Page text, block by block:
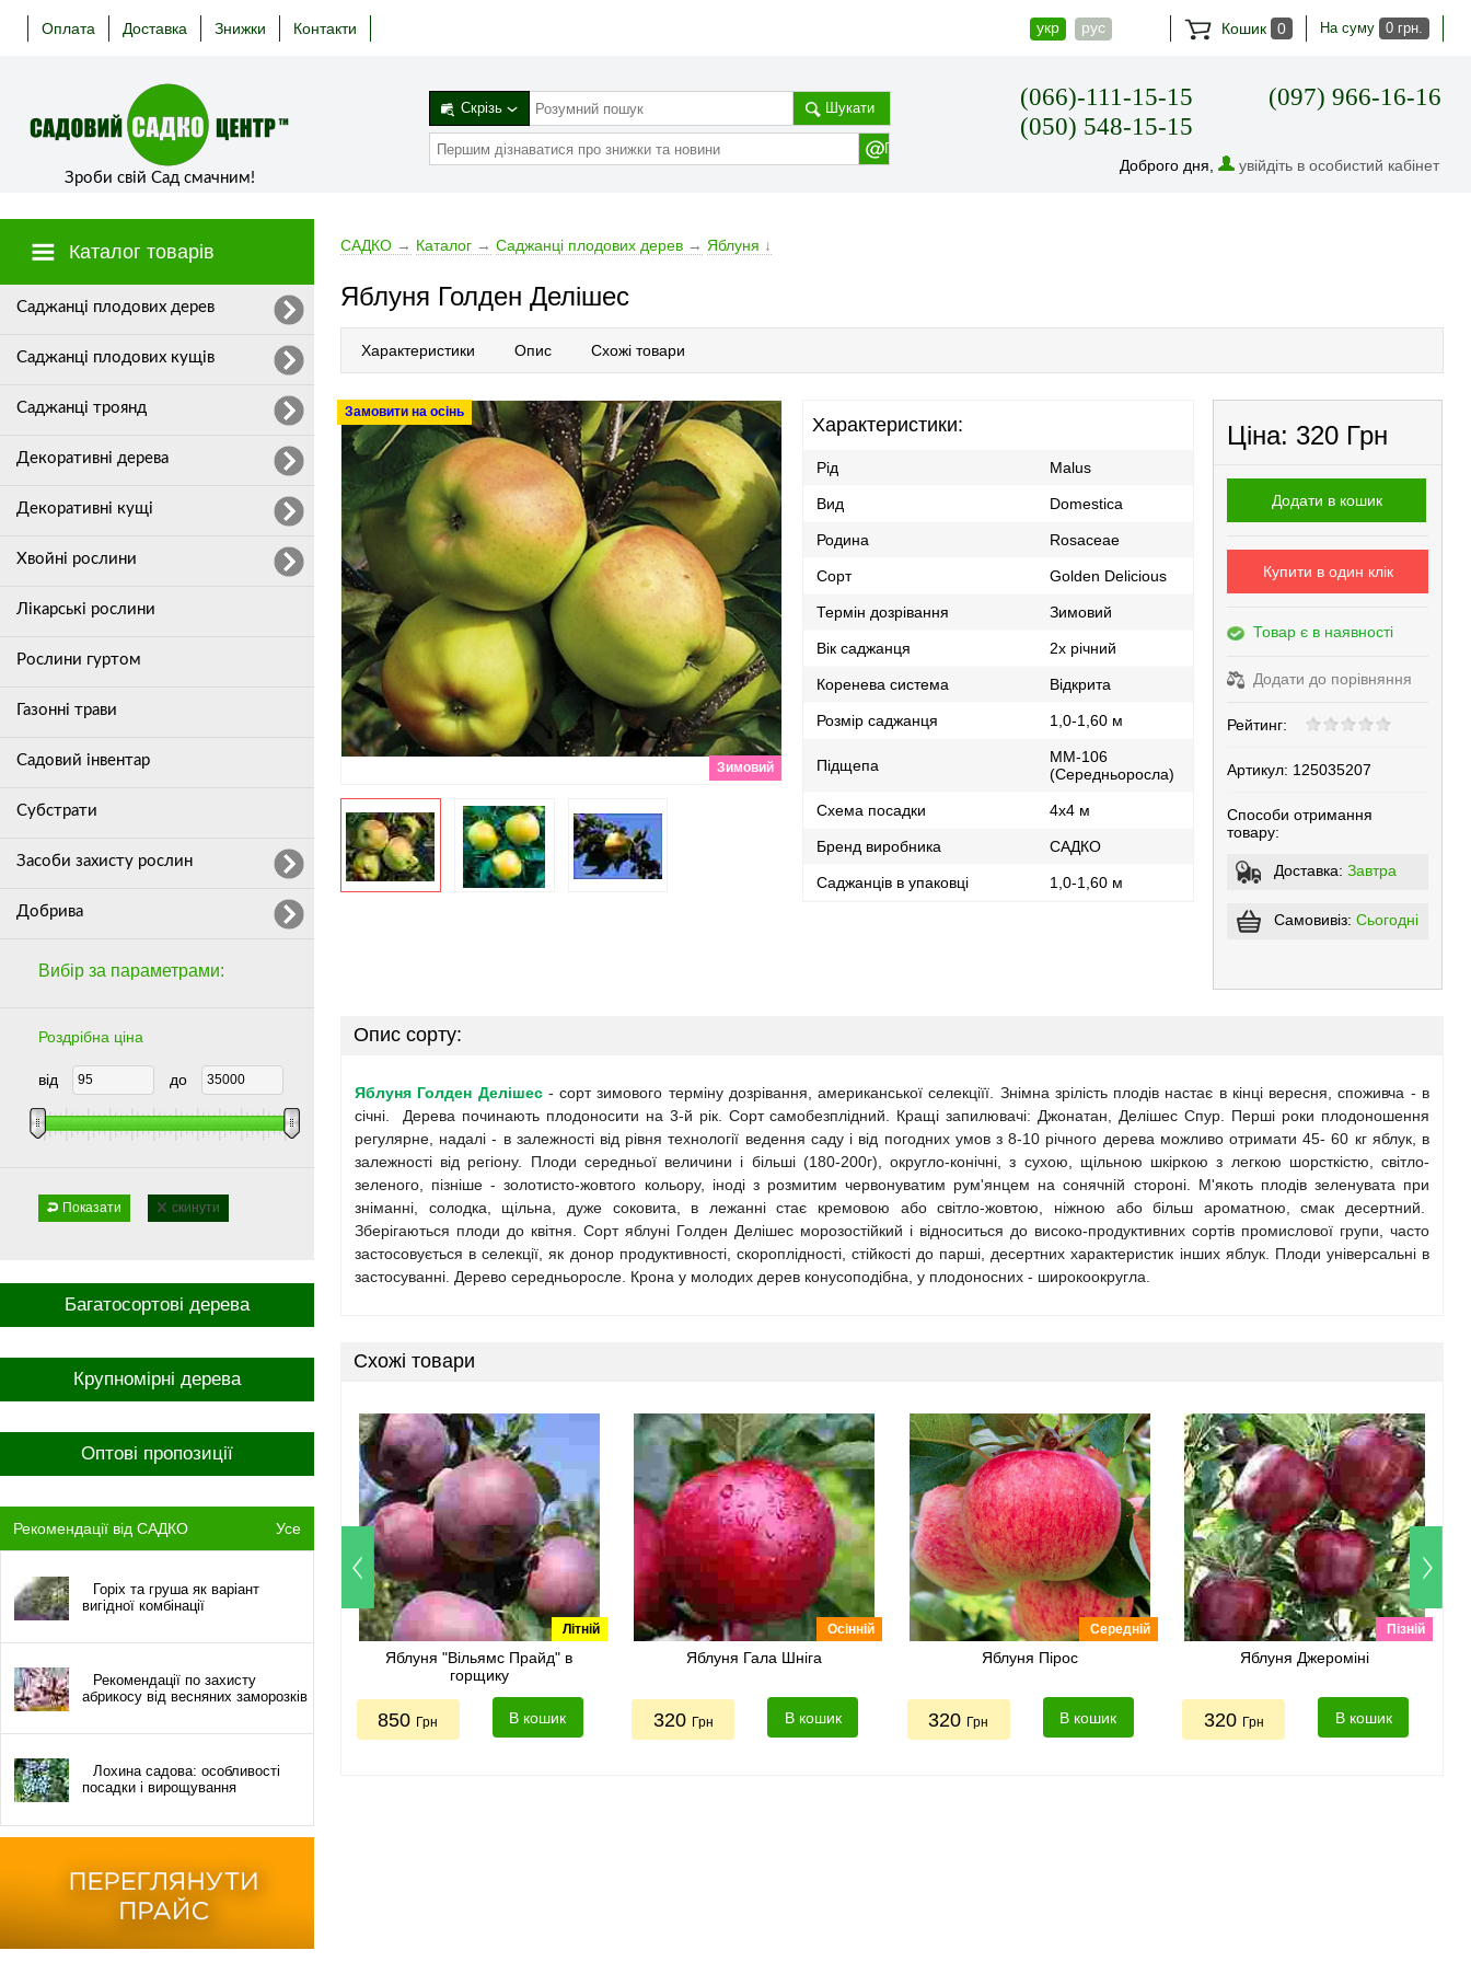
Оплата Доставка Знижки Контакти укр рус Кошик 0 На суму 0 грн.
Зроби свій Сад смачним!
Скрізь Шукати
(066)-111-15-15
(050) 548-15-15
(097) 966-16-16
Доброго дня, увійдіть в особистий кабінет
Каталог товарів
Cаджанці плодових дерев
Саджанці плодових кущів
Саджанці троянд
Декоративні дерева
Декоративні кущі
Хвойні рослини
Лікарські рослини
Рослини гуртом
Газонні трави
Садовий інвентар
Субстрати
Засоби захисту рослин
Добрива
Багатосортові дерева
Крупномірні дерева
Оптові пропозиції
Рекомендації від САДКО Усе
Горіх та груша як варіант
вигідної комбінації
Рекомендації по захисту
абрикосу від весняних заморозків
Лохина садова: особливості
посадки і вирощування
Вибір за параметрами:
Роздрібна ціна
від до
Показати скинути
САДКО → Каталог → Cаджанці плодових дерев → Яблуня ↓
Яблуня Голден Делішес
Характеристики Опис Схожі товари
Замовити на осінь
Зимовий
Характеристики:
Рід Malus
Вид Domestica
Родина Rosaceae
Сорт Golden Delicious
Термін дозрівання Зимовий
Вік саджанця 2х річний
Коренева система Відкрита
Розмір саджанця 1,0-1,60 м
Підщепа
ММ-106
(Середньоросла)
Схема посадки 4x4 м
Бренд виробника САДКО
Саджанців в упаковці 1,0-1,60 м
Ціна: 320 Грн
Додати в кошик
Купити в один клік
Товар є в наявності
Додати до порівняння
Рейтинг:
Артикул: 125035207
Способи отримання
товару:
Доставка: Завтра
Самовивіз: Сьогодні
Опис сорту:
Яблуня Голден Делішес- сорт зимового терміну дозрівання, американської селекціїї. Знімна зрілість плодів настає в кінці вересня, споживча - в
січні. Дерева починають плодоносити на 3-й рік. Сорт самобезплідний. Кращі запилювачі: Джонатан, Делішес Спур. Перші роки плодоношення
регулярне, надалі - в залежності від рівня технології ведення саду і від погодних умов з 8-10 річного дерева можливо отримати 45- 60 кг яблук, в
залежності від регіону. Плоди середньої величини і більші (180-200г), округло-конічні, з сухою, щільною шкіркою з легкою шорсткістю, світло-
зеленого, пізніше - золотисто-жовтого кольору, іноді з розмитим червонуватим рум'янцем на сонячній стороні. М'якоть плодів зеленувата при
зніманні, солодка, щільна, дуже соковита, в лежанні стає кремовою або світло-жовтою, ніжною або більш ароматною, смак десертний.
Зберігаються плоди до квітня. Сорт яблуні Голден Делішес морозостійкий і відноситься до високо-продуктивних сортів промислової групи, часто
застосовується в селекції, як донор продуктивності, скороплідності, стійкості до парші, десертних характеристик інших яблук. Плоди універсальні в
застосуванні. Дерево середньоросле. Крона у молодих дерев конусоподібна, у плодоносних - широкоокругла.
Схожі товари
Літній
Яблуня "Вільямс Прайд" в
горщику
850 Грн В кошик
Осінній
Яблуня Гала Шніга
320 Грн В кошик
Середній
Яблуня Пірос
320 Грн В кошик
Пізній
Яблуня Джероміні
320 Грн В кошик